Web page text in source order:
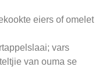
eiers of omelet
vars
van ouma se